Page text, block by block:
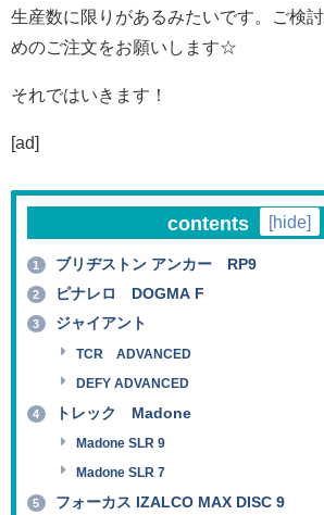
生産数に限りがあるみたいです。ご検
めのご注文をお願いします☆
それではいきます！
[ad]
contents [hide]
1 ブリヂストン アンカー RP9
2 ピナレロ DOGMA F
3 ジャイアント
TCR ADVANCED
DEFY ADVANCED
4 トレック Madone
Madone SLR 9
Madone SLR 7
5 フォーカス IZALCO MAX DISC 9